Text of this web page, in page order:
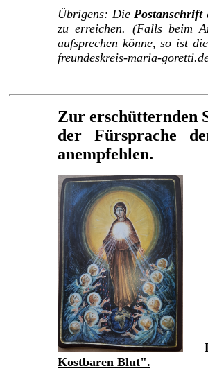
Übrigens: DiePostanschrift
zu erreichen. (Falls beim
aufsprechen könne, so ist
freundeskreis-maria-
Zur erschütternden
der Fürsprache
anempfehlen.
Kostbaren Blut".